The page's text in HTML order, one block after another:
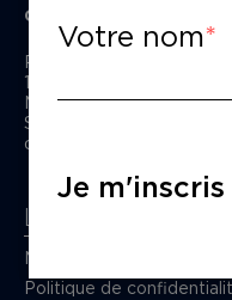
Contact presse
Passage Moliėre
157, rue Saint-Martin -
M° Rambuteau - RER
Standard tél : 01 44 54 53
du mardi au samedi de
Liens utiles
Mentions légales
Politique de
Votre nom
Je m'inscris